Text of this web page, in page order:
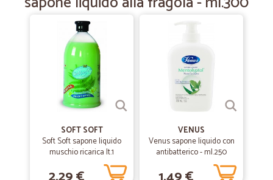
SOFT SOFT
Soft Soft sapone liquido
muschio ricarica lt.1
VENUS
Venus sapone liquido con
antibatterico - ml.250